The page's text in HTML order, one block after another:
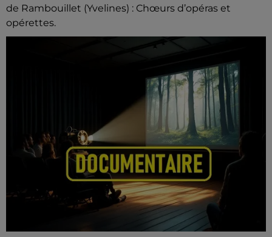
de Rambouillet (Yvelines) : Chœurs d’opéras et
opérettes.